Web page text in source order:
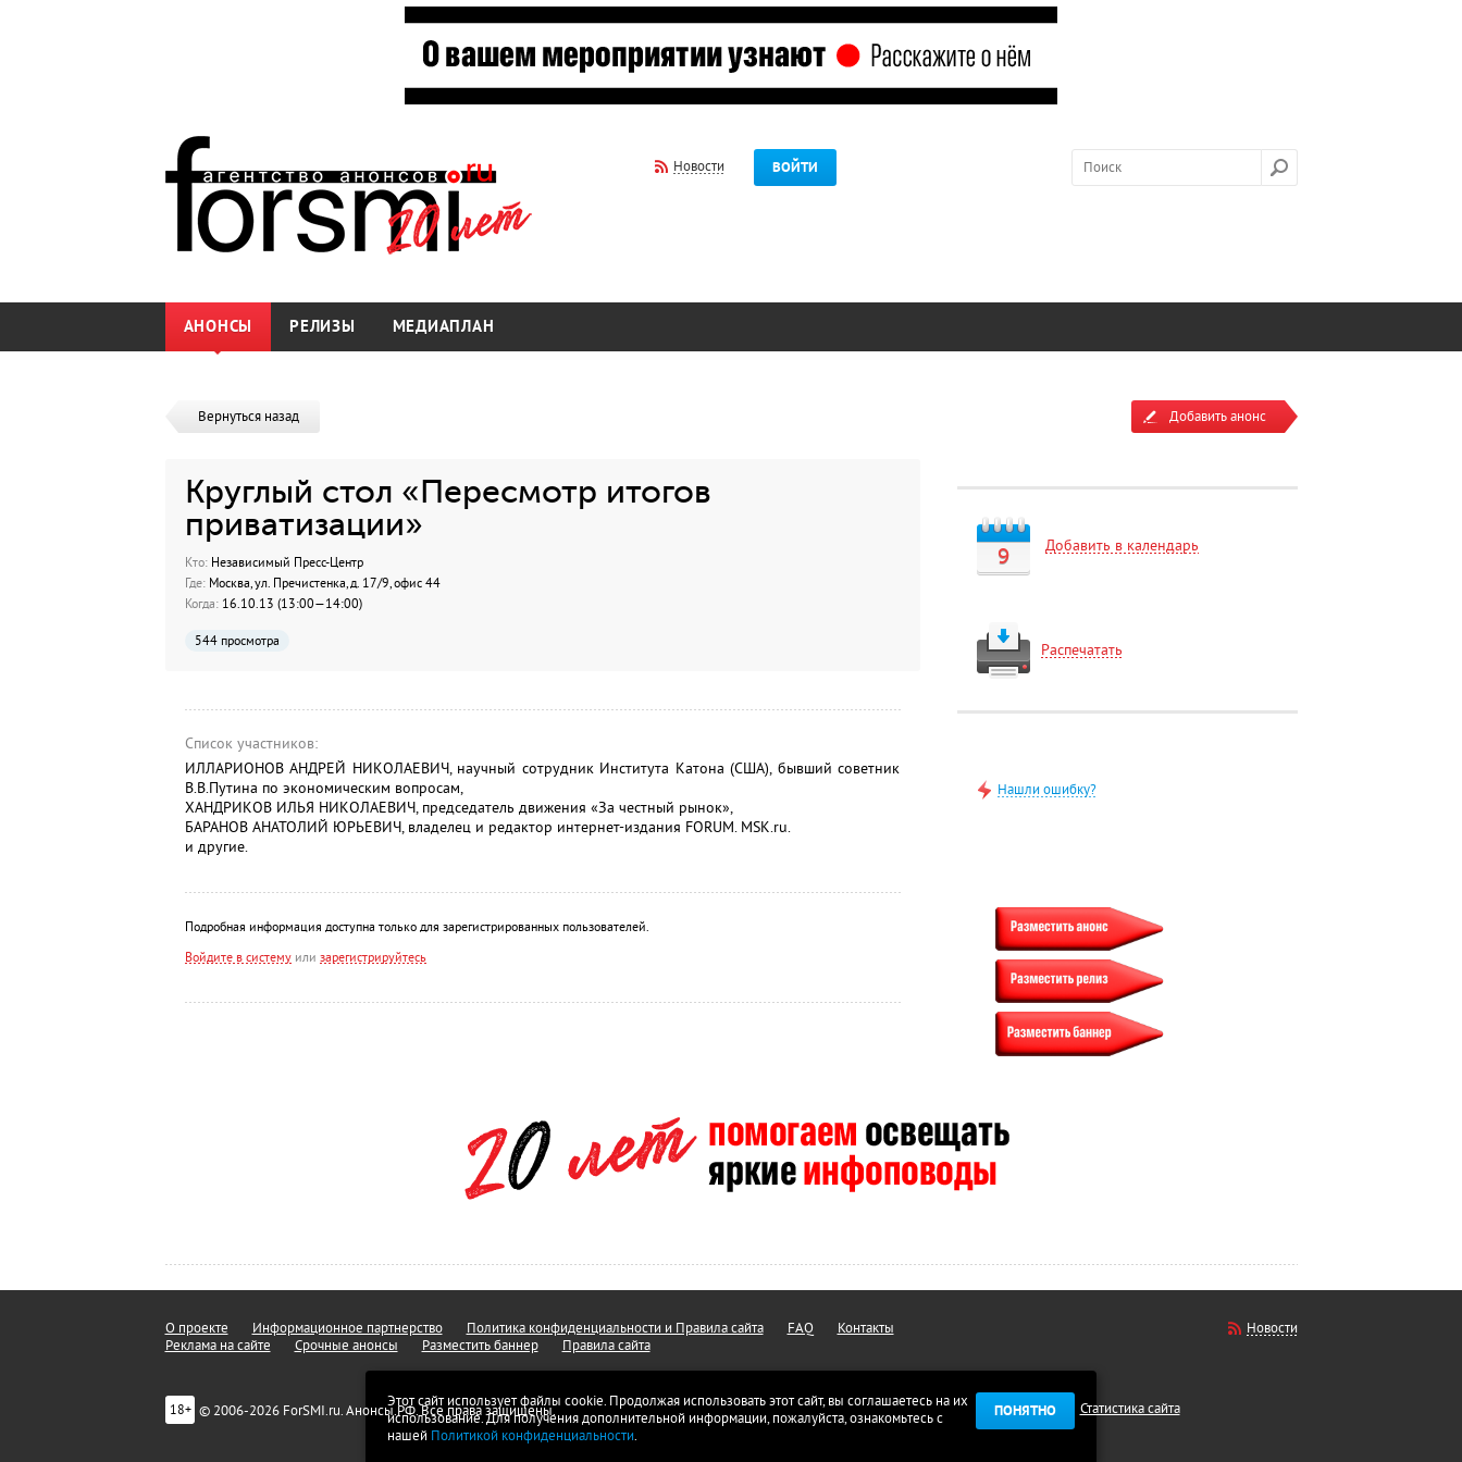
Новости ВОЙТИ
АНОНСЫ РЕЛИЗЫ МЕДИАПЛАН
Вернуться назад
Круглый стол «Пересмотр итогов
приватизации»
Кто:Независимый Пресс-Центр
Где:Москва, ул. Пречистенка, д. 17/9, офис 44
Когда:16.10.13 (13:00—14:00)
544 просмотра
Список участников:
ИЛЛАРИОНОВ АНДРЕЙ НИКОЛАЕВИЧ, научный сотрудник Института Катона (США), бывший советник
В.В.Путина по экономическим вопросам,
ХАНДРИКОВ ИЛЬЯ НИКОЛАЕВИЧ, председатель движения «За честный рынок»,
БАРАНОВ АНАТОЛИЙ ЮРЬЕВИЧ, владелец и редактор интернет-издания FORUM. MSK.ru.
и другие.
Подробная информация доступна только для зарегистрированных пользователей.
Войдите в системуили зарегистрируйтесь
Добавить анонс
9 Добавить в календарь
Распечатать
Нашли ошибку?
Этот сайт использует файлы cookie. Продолжая использовать этот сайт, вы соглашаетесь на их
использование. Для получения дополнительной информации, пожалуйста, ознакомьтесь с
нашей Политикой конфиденциальности.
ПОНЯТНО
О проекте Информационное партнерство Политика конфиденциальности и Правила сайта FAQ
Контакты
Реклама на сайте
Срочные анонсы Разместить баннер Правила сайта
18+ © 2006-2026 ForSMI.ru. Анонсы.РФ. Все права защищены.
Новости
Статистика сайта